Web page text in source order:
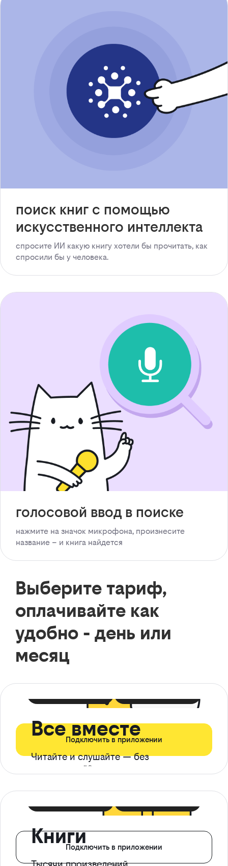
поиск книг с помощью
искусственного интеллекта
спросите ИИ какую книгу хотели бы прочитать, как
спросили бы у человека.
голосовой ввод в поиске
нажмите на значок микрофона, произнесите
название – и книга найдется
Выберите тариф,
оплачивайте как
удобно - день или
месяц
Все вместе
Читайте и слушайте — без
ограничений*
Подключить в приложении
КнигиПодключить в приложении